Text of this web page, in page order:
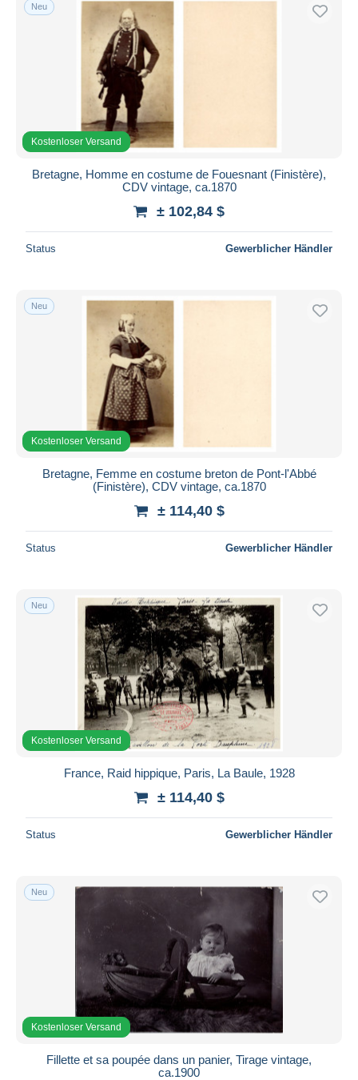
Neu
Kostenloser Versand
Bretagne, Homme en costume de Fouesnant (Finistère),
CDV vintage, ca.1870
± 102,84 $
Status Gewerblicher Händler
Neu
Kostenloser Versand
Bretagne, Femme en costume breton de Pont-l'Abbé
(Finistère), CDV vintage, ca.1870
± 114,40 $
Status Gewerblicher Händler
Neu
Kostenloser Versand
France, Raid hippique, Paris, La Baule, 1928
± 114,40 $
Status Gewerblicher Händler
Neu
Kostenloser Versand
Fillette et sa poupée dans un panier, Tirage vintage,
ca.1900